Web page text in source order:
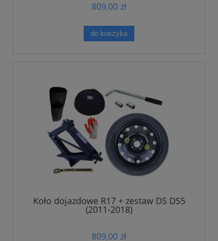
809,00 zł
do koszyka
Koło dojazdowe R17 + zestaw DS DS5
(2011-2018)
809,00 zł